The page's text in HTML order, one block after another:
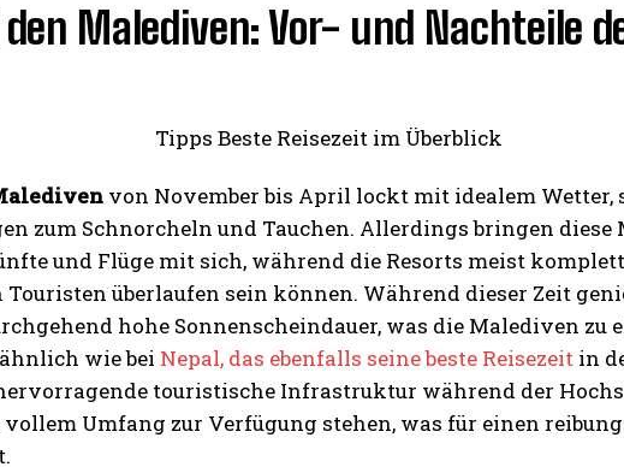
Malediven: Vor- und Nachteile
von November bis April lockt mit idealem Wetter,
zum Schnorcheln und Tauchen. Allerdings bringen diese
und Flüge mit sich, während die Resorts meist
Touristen überlaufen sein können. Während dieser Zeit
hohe Sonnenscheindauer, was die Malediven zu
wie bei Nepal, das ebenfalls seine beste Reisezeit in
touristische Infrastruktur während der
Umfang zur Verfügung stehen, was für einen